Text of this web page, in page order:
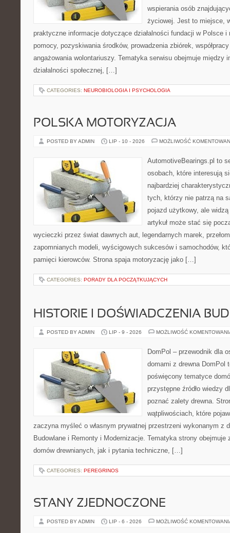
wspierania osób
życiowej. Jest to miejsce,
praktyczne informacje dotyczące działalności fundacji w Polsce i
pomocy, pozyskiwania środków, prowadzenia zbiórek,
angażowania wolontariuszy. Tematyka serwisu obejmuje między
działalności społecznej, […]
CATEGORIES: NEUROBIOLOGIA I PSYCHOLOGIA
POLSKA MOTORYZACJA
POSTED BY ADMIN LIP - 10 - 2026 MOŻLIWOŚĆ
AutomotiveBearings.pl to
osobach, które interesują
najbardziej
tych, którzy nie patrzą na
pojazd użytkowy, ale
artykuł może stać się
wycieczki przez świat dawnych aut, legendarnych marek,
zapomnianych modeli, wyścigowych sukcesów i samochodów,
pamięci kierowców. Strona spaja motoryzację jako […]
CATEGORIES: PORADY DLA POCZĄTKUJĄCYCH
HISTORIE I DOŚWIADCZENIA
POSTED BY ADMIN LIP - 9 - 2026 MOŻLIWOŚĆ
DomPol – przewodnik dla
domami z drewna DomPol
poświęcony tematyce
przystępne źródło wiedzy
poznać zalety drewna.
wątpliwościach, które
zaczyna myśleć o własnym prywatnej przestrzeni wykonanym z
Budowlane i Remonty i Modernizacje. Tematyka strony obejmuje
domów drewnianych, jak i pytania techniczne, […]
CATEGORIES: PEREGRINOS
STANY ZJEDNOCZONE
POSTED BY ADMIN LIP - 6 - 2026 MOŻLIWOŚĆ